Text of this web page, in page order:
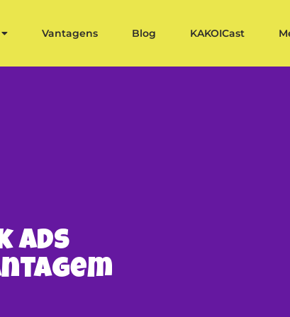
Vantagens Blog KAKOICast
Ads